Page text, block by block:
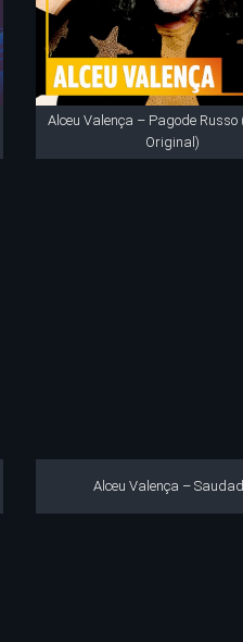
Alceu Valença – Pagode Russo
Original)
Alceu Valença –